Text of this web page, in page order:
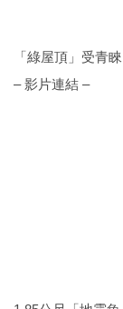
「綠屋頂」受青
– 影片連結 –